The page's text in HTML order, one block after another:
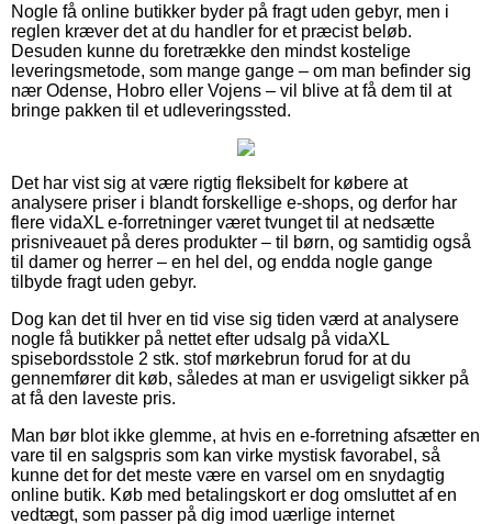
Nogle få online butikker byder på fragt uden gebyr, men i
reglen kræver det at du handler for et præcist beløb.
Desuden kunne du foretrække den mindst kostelige
leveringsmetode, som mange gange – om man befinder sig
nær Odense, Hobro eller Vojens – vil blive at få dem til at
bringe pakken til et udleveringssted.
Det har vist sig at være rigtig fleksibelt for købere at
analysere priser i blandt forskellige e-shops, og derfor har
flere vidaXL e-forretninger været tvunget til at nedsætte
prisniveauet på deres produkter – til børn, og samtidig også
til damer og herrer – en hel del, og endda nogle gange
tilbyde fragt uden gebyr.
Dog kan det til hver en tid vise sig tiden værd at analysere
nogle få butikker på nettet efter udsalg på vidaXL
spisebordsstole 2 stk. stof mørkebrun forud for at du
gennemfører dit køb, således at man er usvigeligt sikker på
at få den laveste pris.
Man bør blot ikke glemme, at hvis en e-forretning afsætter en
vare til en salgspris som kan virke mystisk favorabel, så
kunne det for det meste være en varsel om en snydagtig
online butik. Køb med betalingskort er dog omsluttet af en
vedtægt, som passer på dig imod uærlige internet